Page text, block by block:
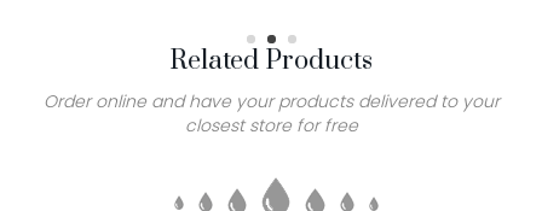
Related Products
Order online and have your products delivered to your
closest store for free